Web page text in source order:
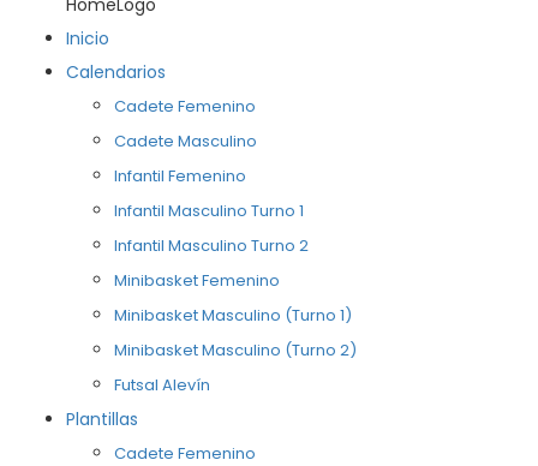
HomeLogo
Inicio
Calendarios
Cadete Femenino
Cadete Masculino
Infantil Femenino
Infantil Masculino Turno 1
Infantil Masculino Turno 2
Minibasket Femenino
Minibasket Masculino (Turno 1)
Minibasket Masculino (Turno 2)
Futsal Alevín
Plantillas
Cadete Femenino